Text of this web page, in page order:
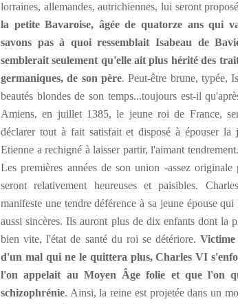
lorraines, allemandes, autrichiennes, lui seront
la petite Bavaroise, âgée de quatorze ans qui
savons pas à quoi ressemblait Isabeau de
semblerait seulement qu'elle ait plus hérité des
germaniques, de son père. Peut-être brune, typée,
beautés blondes de son temps...toujours est-il
Amiens, en juillet 1385, le jeune roi de France,
déclarer tout à fait satisfait et disposé à épouser
Etienne a rechigné à laisser partir, l'aimant
Les premières années de son union -assez
seront relativement heureuses et paisibles.
manifeste une tendre déférence à sa jeune épouse
aussi sincères. Ils auront plus de dix enfants dont la
bien vite, l'état de santé du roi se détériore.
d'un mal qui ne le quittera plus, Charles VI
l'on appelait au Moyen Âge folie et que l'on
schizophrénie. Ainsi, la reine est projetée dans un